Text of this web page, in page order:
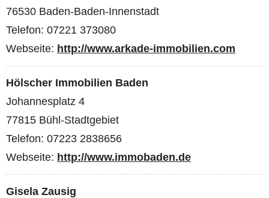
76530 Baden-Baden-Innenstadt
Telefon: 07221 373080
Webseite: http://www.arkade-immobilien.com
Hölscher Immobilien Baden
Johannesplatz 4
77815 Bühl-Stadtgebiet
Telefon: 07223 2838656
Webseite: http://www.immobaden.de
Gisela Zausig